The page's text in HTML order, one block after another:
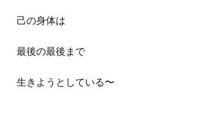
己の身体は
最後の最後まで
生きようとしている〜